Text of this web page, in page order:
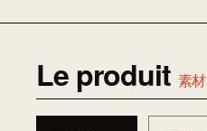
Le produit 素材